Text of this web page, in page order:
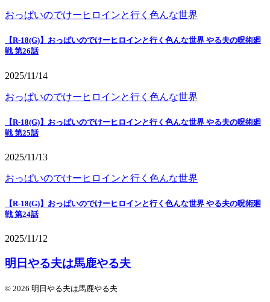
おっぱいのでけーヒロインと行く色んな世界
【R-18(G)】おっぱいのでけーヒロインと行く色んな世界 やる夫の呪術廻
戦 第26話
2025/11/14
おっぱいのでけーヒロインと行く色んな世界
【R-18(G)】おっぱいのでけーヒロインと行く色んな世界 やる夫の呪術廻
戦 第25話
2025/11/13
おっぱいのでけーヒロインと行く色んな世界
【R-18(G)】おっぱいのでけーヒロインと行く色んな世界 やる夫の呪術廻
戦 第24話
2025/11/12
明日やる夫は馬鹿やる夫
© 2026 明日やる夫は馬鹿やる夫